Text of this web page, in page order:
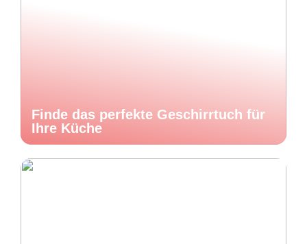
Finde das perfekte Geschirrtuch für
Ihre Küche